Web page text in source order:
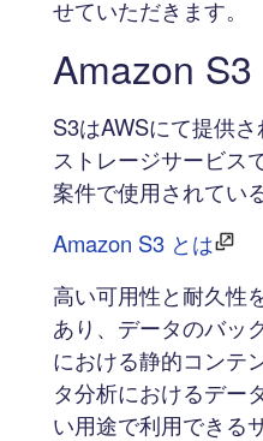
せていただきます。
Amazon S3
S3はAWSにて提供
ストレージサービス
案件で使用されてい
Amazon S3 とは
高い可用性と耐久性
あり、データのバッ
における静的コンテ
タ分析におけるデー
い用途で利用できる